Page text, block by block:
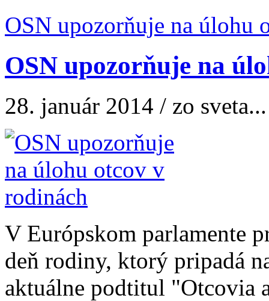
OSN upozorňuje na úlohu
OSN upozorňuje na
28. január 2014 / zo sveta...
V Európskom parlamente
deň rodiny, ktorý pripadá
aktuálne podtitul "Otcovia